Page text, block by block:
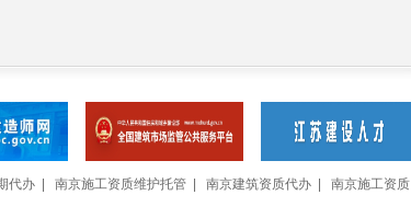
代办 南京施工资质维护托管 南京建筑资质代办
南京施工资质